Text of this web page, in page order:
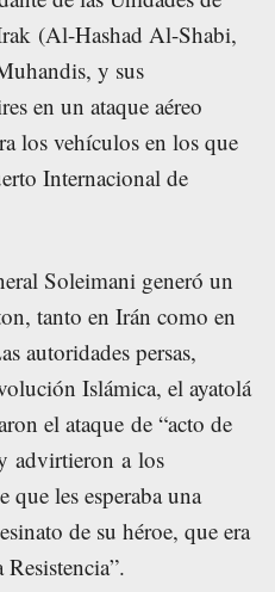
(Al-Hashad Al-Shabi,
y sus
en un ataque aéreo
los vehículos en los que
Internacional de
Soleimani generó un
tanto en Irán como en
autoridades persas,
Islámica, el ayatolá
el ataque de “acto de
advirtieron a los
que les esperaba una
de su héroe, que era